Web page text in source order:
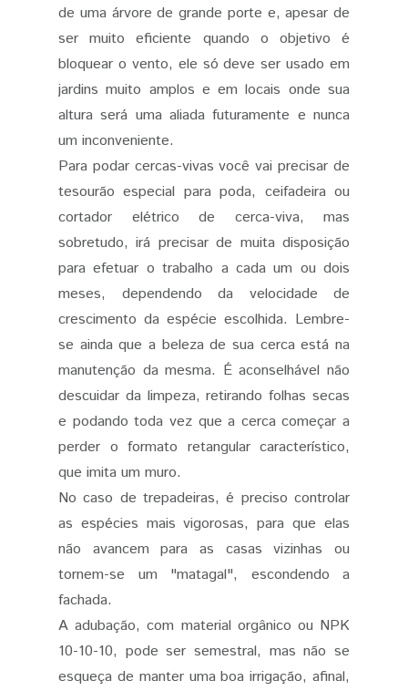
de uma árvore de grande porte e, apesar de
ser muito eficiente quando o objetivo é
bloquear o vento, ele só deve ser usado em
jardins muito amplos e em locais onde sua
altura será uma aliada futuramente e nunca
um inconveniente.
Para podar cercas-vivas você vai precisar de
tesourão especial para poda, ceifadeira ou
cortador elétrico de cerca-viva, mas
sobretudo, irá precisar de muita disposição
para efetuar o trabalho a cada um ou dois
meses, dependendo da velocidade de
crescimento da espécie escolhida. Lembre-
se ainda que a beleza de sua cerca está na
manutenção da mesma. É aconselhável não
descuidar da limpeza, retirando folhas secas
e podando toda vez que a cerca começar a
perder o formato retangular característico,
que imita um muro.
No caso de trepadeiras, é preciso controlar
as espécies mais vigorosas, para que elas
não avancem para as casas vizinhas ou
tornem-se um "matagal", escondendo a
fachada.
A adubação, com material orgânico ou NPK
10-10-10, pode ser semestral, mas não se
esqueça de manter uma boa irrigação, afinal,